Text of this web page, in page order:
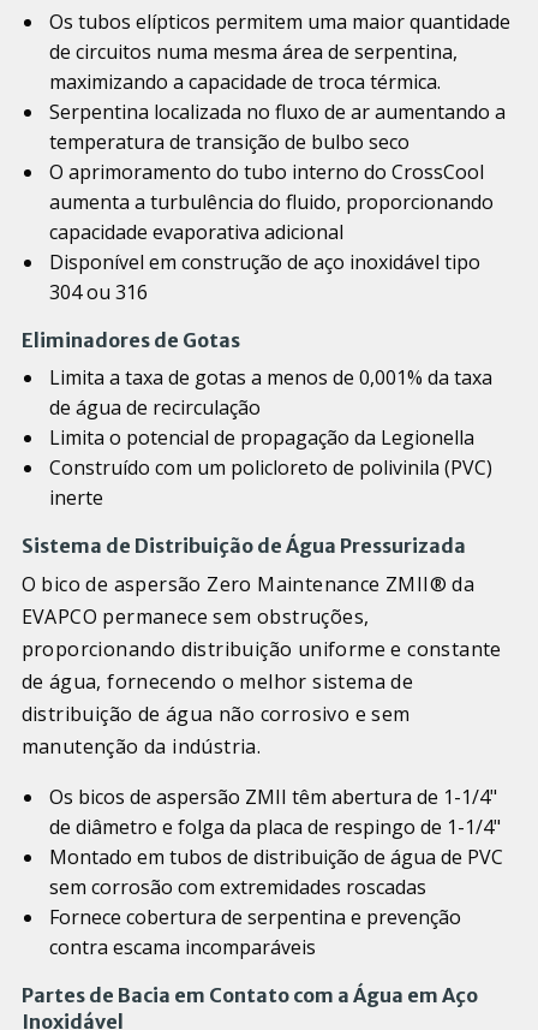
Os tubos elípticos permitem uma maior quantidade
de circuitos numa mesma área de serpentina,
maximizando a capacidade de troca térmica.
Serpentina localizada no fluxo de ar aumentando a
temperatura de transição de bulbo seco
O aprimoramento do tubo interno do CrossCool
aumenta a turbulência do fluido, proporcionando
capacidade evaporativa adicional
Disponível em construção de aço inoxidável tipo
304 ou 316
Eliminadores de Gotas
Limita a taxa de gotas a menos de 0,001% da taxa
de água de recirculação
Limita o potencial de propagação da Legionella
Construído com um policloreto de polivinila (PVC)
inerte
Sistema de Distribuição de Água Pressurizada
O bico de aspersão Zero Maintenance ZMII® da
EVAPCO permanece sem obstruções,
proporcionando distribuição uniforme e constante
de água, fornecendo o melhor sistema de
distribuição de água não corrosivo e sem
manutenção da indústria.
Os bicos de aspersão ZMII têm abertura de 1-1/4"
de diâmetro e folga da placa de respingo de 1-1/4"
Montado em tubos de distribuição de água de PVC
sem corrosão com extremidades roscadas
Fornece cobertura de serpentina e prevenção
contra escama incomparáveis
Partes de Bacia em Contato com a Água em Aço
Inoxidável